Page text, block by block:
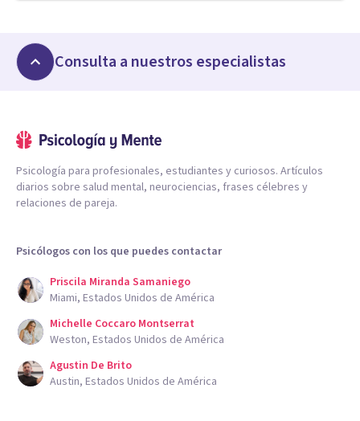
Consulta a nuestros especialistas
Psicología para profesionales, estudiantes y curiosos. Artículos
diarios sobre salud mental, neurociencias, frases célebres y
relaciones de pareja.
Psicólogos con los que puedes contactar
Priscila Miranda Samaniego
Miami, Estados Unidos de América
Michelle Coccaro Montserrat
Weston, Estados Unidos de América
Agustin De Brito
Austin, Estados Unidos de América